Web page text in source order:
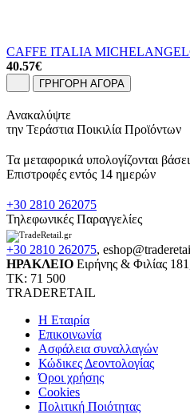
CAFFE ITALIA
40.57€
ΓΡΗΓΟΡΗ ΑΓΟΡΑ
Ανακαλύψτε
την Τεράστια Ποικιλία Προϊόντων
Τα μεταφορικά υπολογίζονται
Επιστροφές εντός 14 ημερών
+30 2810 262075
Τηλεφωνικές Παραγγελίες
+30 2810 262075,
ΗΡΑΚΛΕΙΟ Ειρήνης & Φιλίας
ΤΚ: 71 500
TRADERETAIL
H Εταιρία
Eπικοινωνία
Ασφάλεια συναλλαγών
Κώδικες Δεοντολογίας
Όροι χρήσης
Cookies
Πολιτική Ποιότητας